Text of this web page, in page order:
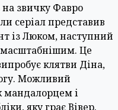
на звичку Фавро
серіал представив
із Люком, наступний
масштабнішим. Це
клятви Діна,
Можливий
мандалорцем і
яку грає Вівер.